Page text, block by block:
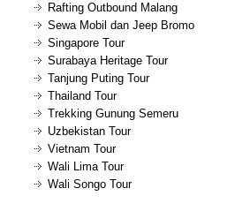
Rafting Outbound Malang
Sewa Mobil dan Jeep Bromo
Singapore Tour
Surabaya Heritage Tour
Tanjung Puting Tour
Thailand Tour
Trekking Gunung Semeru
Uzbekistan Tour
Vietnam Tour
Wali Lima Tour
Wali Songo Tour